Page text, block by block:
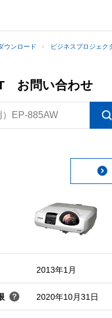
ウンロード ビジネスプロジェク
お問い合わせ
）EP-885AW
2013年1月
2020年10月31日